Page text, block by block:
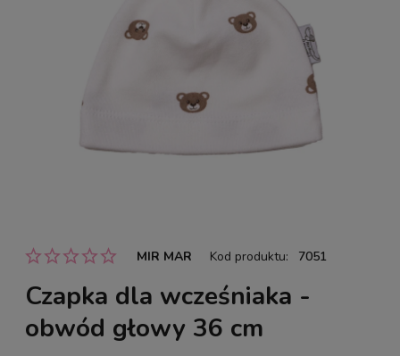
MIR MAR Kod produktu: 7051
Czapka dla wcześniaka -
obwód głowy 36 cm